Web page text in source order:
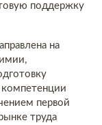
поддержку
на
первой
труда